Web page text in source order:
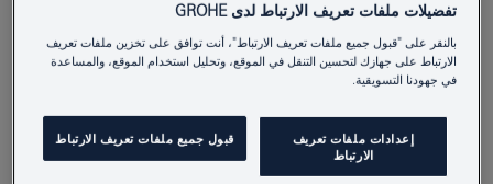
Colour
Matte Black
Download specification
أَضِفْ إلى المُفكِّرةِ
تفضيلات ملفات تعريف الارتباط لدى GROHE
بالنقر على "قبول جميع ملفات تعريف الارتباط"، أنت توافق على تخزين ملفات تعريف
الارتباط على جهازك لتحسين التنقل في الموقع، وتحليل استخدام الموقع، والمساعدة
في جهودنا التسويقية.
إعدادات ملفات تعريف
الارتباط
قبول جميع ملفات تعريف الارتباط